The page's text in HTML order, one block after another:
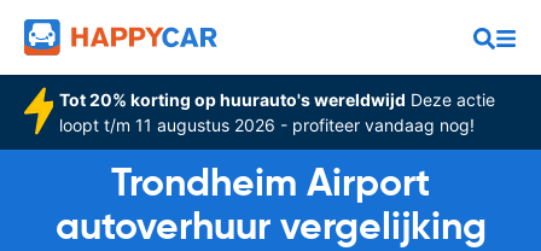
Tot 20% korting op huurauto's wereldwijd Deze actie
loopt t/m 11 augustus 2026 - profiteer vandaag nog!
Trondheim Airport
autoverhuur vergelijking